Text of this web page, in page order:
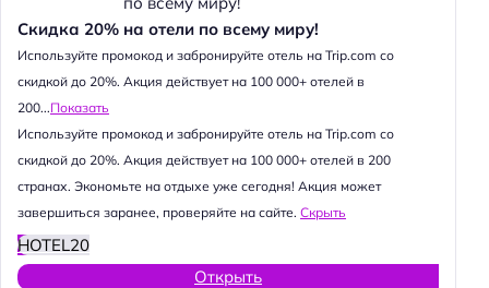
Скидка 20% на отели по всему миру!
Используйте промокод и забронируйте отель на Trip.com со
скидкой до 20%. Акция действует на 100 000+ отелей в
200...Показать
Используйте промокод и забронируйте отель на Trip.com со
скидкой до 20%. Акция действует на 100 000+ отелей в 200
странах. Экономьте на отдыхе уже сегодня! Акция может
завершиться заранее, проверяйте на сайте. Скрыть
HOTEL20
Открыть